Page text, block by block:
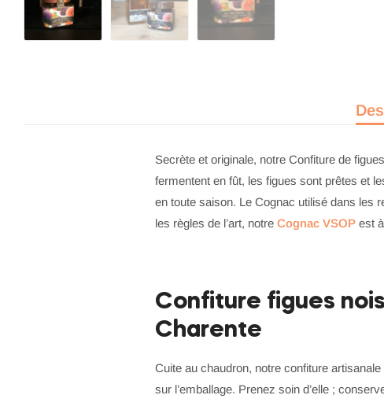
Secrète et originale, notre Confiture de
fermentent en fût, les figues sont prêtes et
en toute saison. Le Cognac utilisé dans les
les règles de l’art, notre Cognac VSOP est
Confiture figues
Charente
Cuite au chaudron, notre confiture
sur l’emballage. Prenez soin d’elle ;